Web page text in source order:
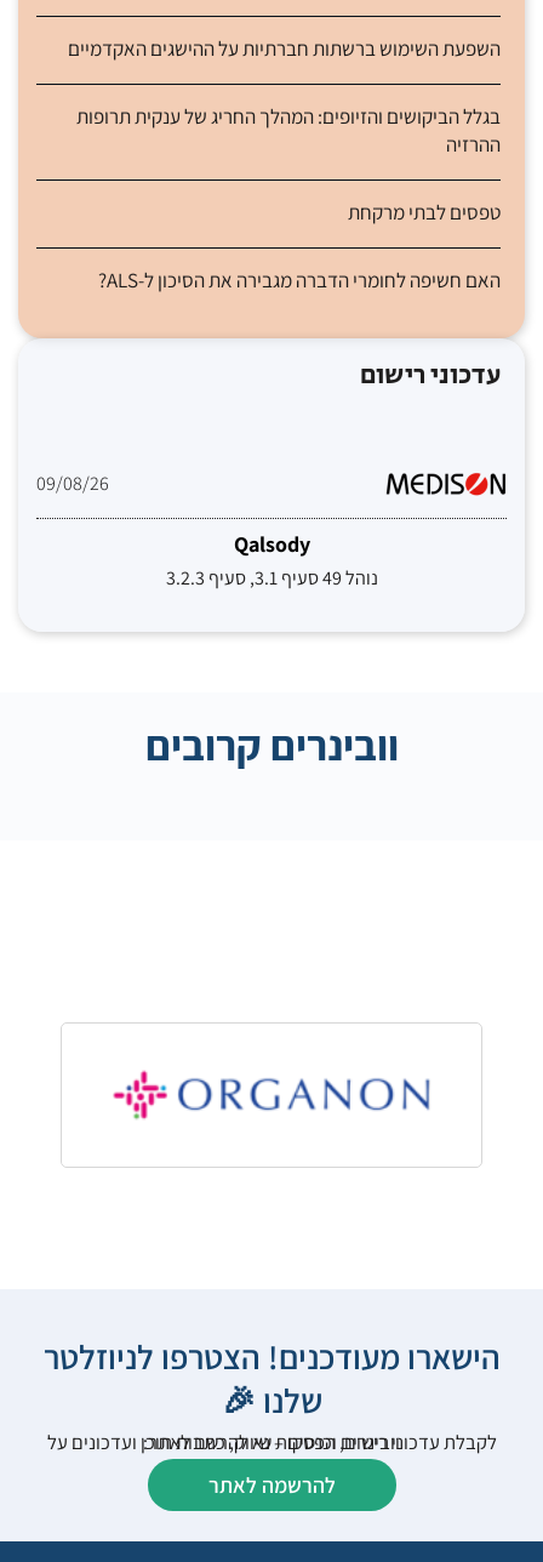
השפעת השימוש ברשתות חברתיות על ההישגים האקדמיים
בגלל הביקושים והזיופים: המהלך החריג של ענקית תרופות
ההרזיה
טפסים לבתי מרקחת
האם חשיפה לחומרי הדברה מגבירה את הסיכון ל-ALS?
עדכוני רישום
09/08/26
Qalsody
נוהל 49 סעיף 3.1, סעיף 3.2.3
וובינרים קרובים
הישארו מעודכנים! הצטרפו לניוזלטר
שלנו 🎉
לקבלת עדכוני רישום, הפסקות שיווק, כתבות תוכן ועדכונים על וובינרים וכנסים – נא להרשם לאתר:
להרשמה לאתר